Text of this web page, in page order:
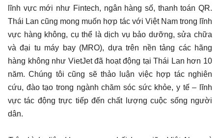
lĩnh vực mới như Fintech, ngân hàng số, thanh toán QR.
Thái Lan cũng mong muốn hợp tác với Việt Nam trong lĩnh
vực hàng không, cụ thể là dịch vụ bảo dưỡng, sửa chữa
và đại tu máy bay (MRO), dựa trên nền tảng các hãng
hàng không như VietJet đã hoạt động tại Thái Lan hơn 10
năm. Chúng tôi cũng sẽ thảo luận việc hợp tác nghiên
cứu, đào tạo trong ngành chăm sóc sức khỏe, y tế – lĩnh
vực tác động trực tiếp đến chất lượng cuộc sống người
dân.